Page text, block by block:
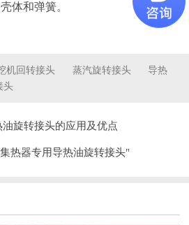
体和弹簧。
机回转接头 蒸汽旋转接头
导热
头
油旋转接头的应用及优点
热器专用导热油旋转接头"